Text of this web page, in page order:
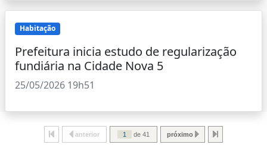
Habitação
Prefeitura inicia estudo de regularização
fundiária na Cidade Nova 5
25/05/2026 19h51
anterior de 41 próximo